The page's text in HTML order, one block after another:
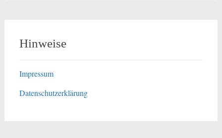
Hinweise
Impressum
Datenschutzerklärung